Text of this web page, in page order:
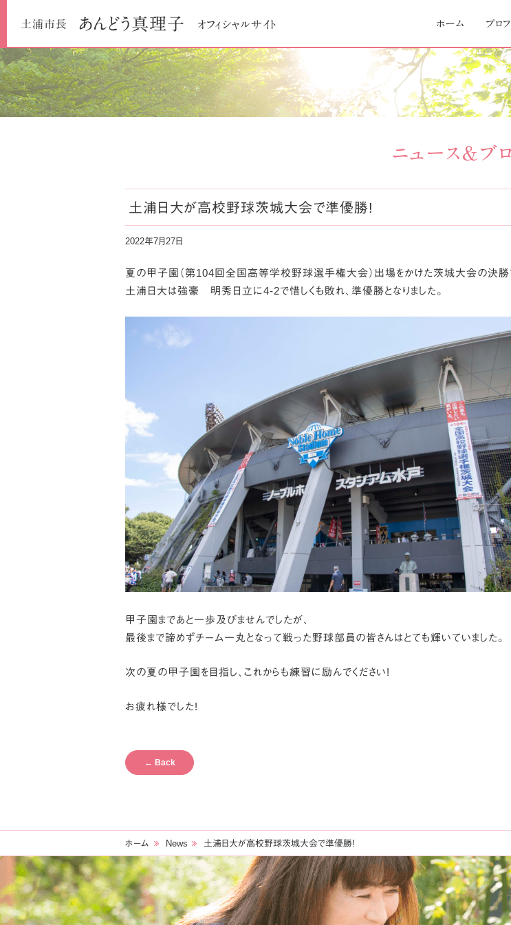
土浦市長 あんどう真理子 オフィシャルサイト
to
ホーム プロ
ニュース＆ブ
土浦日大が高校野球茨城大会で準優勝!
2022年7月27日
夏の甲子園（第104回全国高等学校野球選手権大会）出場をかけた茨城大会の決勝
土浦日大は強豪 明秀日立に4-2で惜しくも敗れ、準優勝となりました。
甲子園まであと一歩及びませんでしたが、
最後まで諦めずチーム一丸となって戦った野球部員の皆さんはとても輝いていました。
次の夏の甲子園を目指し、これからも練習に励んでください!
お疲れ様でした!
← Back
ホーム News 土浦日大が高校野球茨城大会で準優勝!